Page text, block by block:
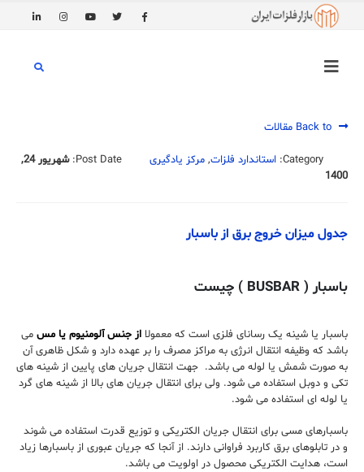
Category: استاندارد فلزات, مرکز یادگیری Post Date:
شهریور 24,
1400
جدول میزان خروج برق از باسبار
باسبار ( BUSBAR ) چیست
باسبار یا شینه یک رسانای فلزی است که معمولا از جنس آلومنیوم یا مس می
باشد که وظیفه انتقال انرژی به مراکز مصرف را بر عهده دارد و شکل ظاهری آن
به صورت شمش یا لوله می باشد. جهت انتقال جریان های پایین از شینه های
تکی و دوبل استفاده می شود. ولی برای انتقال جریان های بالا از شینه های گرد
یا لوله ای استفاده می شود.
باسبارهای مسی برای انتقال جریان الکتریکی و توزیع قدرت استفاده می شوند
و در تابلوهای برق کاربرد فراوانی دارند. از آنجا که جریان عبوری از باسبارها زیاد
است، هدایت الکتریکی محصول در اولویت می باشد.